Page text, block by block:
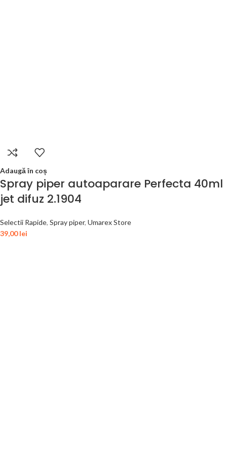
Adaugă în coș
Spray piper autoaparare Perfecta 40ml
jet difuz 2.1904
Selectii Rapide, Spray piper, Umarex Store
39,00lei